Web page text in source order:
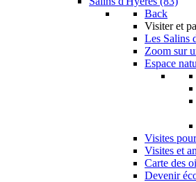
Back
Visiter et
Les Salins
Zoom sur
Espace
Visites
Visites et
Carte des
Devenir